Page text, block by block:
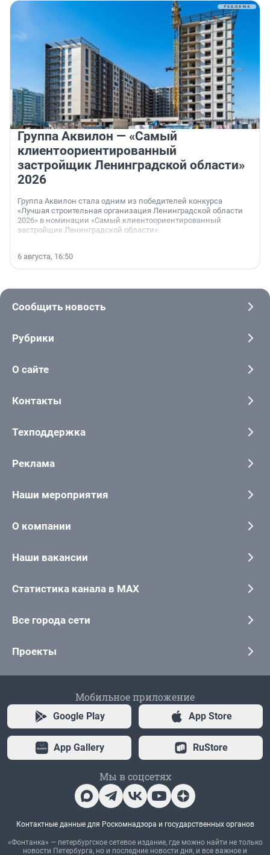
Группа Аквилон — «Самый
клиентоориентированный
застройщик Ленинградской области»
2026
Группа Аквилон стала одним из победителей конкурса
«Лучшая строительная организация Ленинградской области
2026» в номинации «Самый клиентоориентированный
застройщик Ленинградской области».
6 августа, 16:50
Сообщить новость
Рубрики
О сайте
Контакты
Техподдержка
Реклама
Наши мероприятия
О компании
Наши вакансии
Статистика канала в MAX
Все города сети
Проекты
Мобильное приложение
Google Play App Store
App Gallery RuStore
Мы в соцсетях
Контактные данные для Роскомнадзора и государственных органов
«Фонтанка» — петербургское сетевое издание, где можно найти не только
новости Петербурга, но и последние новости дня, и все важное и